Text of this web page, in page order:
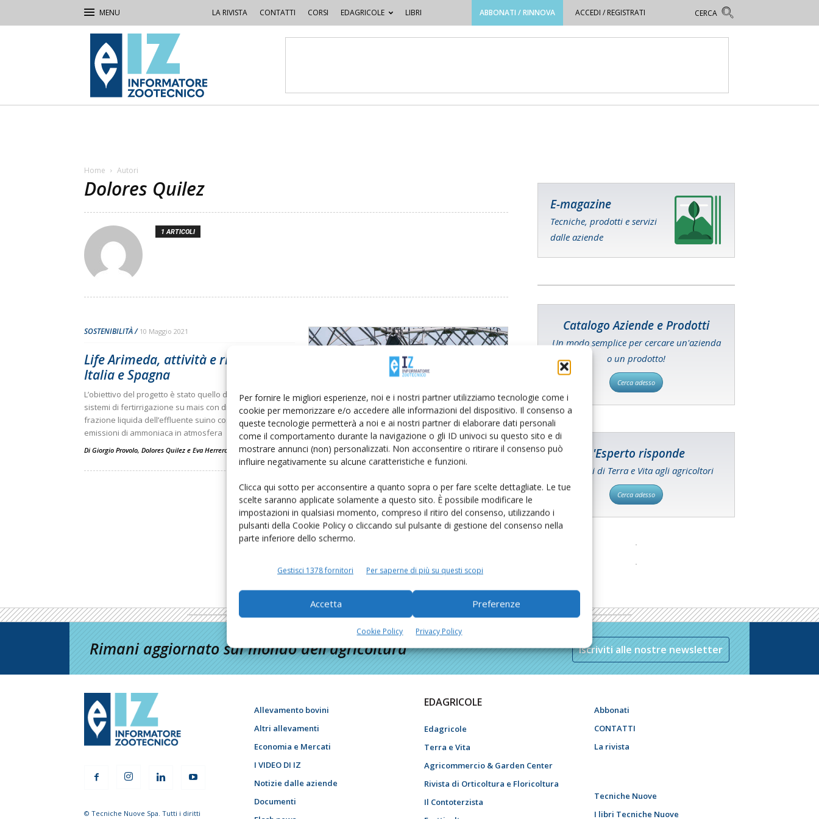
Per fornire le migliori esperienze, noi e i nostri partner utilizziamo tecnologie come i
cookie per memorizzare e/o accedere alle informazioni del dispositivo. Il consenso a
queste tecnologie permetterà a noi e ai nostri partner di elaborare dati personali
come il comportamento durante la navigazione o gli ID univoci su questo sito e di
mostrare annunci (non) personalizzati. Non acconsentire o ritirare il consenso può
influire negativamente su alcune caratteristiche e funzioni.
Clicca qui sotto per acconsentire a quanto sopra o per fare scelte dettagliate. Le tue
scelte saranno applicate solamente a questo sito. È possibile modificare le
impostazioni in qualsiasi momento, compreso il ritiro del consenso, utilizzando i
pulsanti della Cookie Policy o cliccando sul pulsante di gestione del consenso nella
parte inferiore dello schermo.
Gestisci 1378 fornitori Per saperne di più su questi scopi
Accetta Preferenze
Cookie Policy Privacy Policy
LA RIVISTA CONTATTI CORSI EDAGRICOLE LIBRI ABBONATI / RINNOVA ACCEDI / REGISTRATI
IZ
Informatore
Zootecnico
Home Autori
Dolores Quilez
1 ARTICOLI
SOSTENIBILITÀ 10 Maggio 2021
Life Arimeda, attività e risultati in
Italia e Spagna
L’obiettivo del progetto è stato quello di sviluppare
sistemi di fertirrigazione su mais con digestato e
frazione liquida dell’effluente suino così da ridurre le
emissioni di ammoniaca in atmosfera
Di Giorgio Provolo, Dolores Quilez e Eva Herrero
E-magazine
Tecniche, prodotti e servizi
dalle aziende
Catalogo Aziende e Prodotti
Un modo semplice per cercare un'azienda
o un prodotto!
Cerca adesso
L'Esperto risponde
I consigli di Terra e Vita agli agricoltori
Cerca adesso
Rimani aggiornato sul mondo dell’agricoltura Iscriviti alle nostre newsletter
© Tecniche Nuove Spa. Tutti i diritti
Allevamento bovini
Altri allevamenti
Economia e Mercati
I VIDEO DI IZ
Notizie dalle aziende
Documenti
EDAGRICOLE
Edagricole
Terra e Vita
Agricommercio & Garden Center
Rivista di Orticoltura e Floricoltura
Il Contoterzista
Abbonati
CONTATTI
La rivista
Tecniche Nuove
I libri Tecniche Nuove